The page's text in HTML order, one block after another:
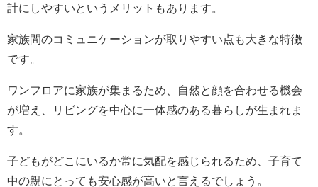
計にしやすいというメリットもあります。
家族間のコミュニケーションが取りやすい点も大きな特徴
です。
ワンフロアに家族が集まるため、自然と顔を合わせる機会
が増え、リビングを中心に一体感のある暮らしが生まれま
す。
子どもがどこにいるか常に気配を感じられるため、子育て
中の親にとっても安心感が高いと言えるでしょう。